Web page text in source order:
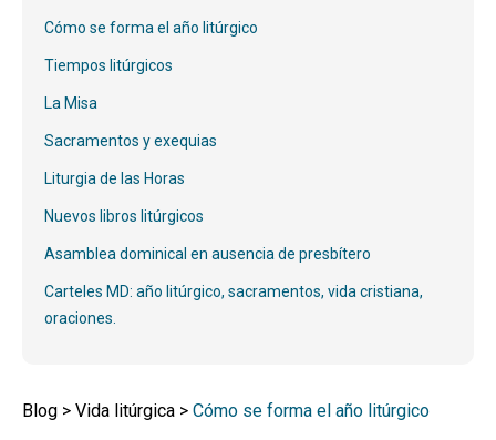
ACTUALIDAD
BLOG
CONTACTO
MI CUENTA
ESP
Cómo se forma el año litúrgico
Tiempos litúrgicos
La Misa
Sacramentos y exequias
Liturgia de las Horas
Nuevos libros litúrgicos
Asamblea dominical en ausencia de presbítero
Carteles MD: año litúrgico, sacramentos, vida cristiana,
oraciones.
Blog > Vida litúrgica > Cómo se forma el año litúrgico